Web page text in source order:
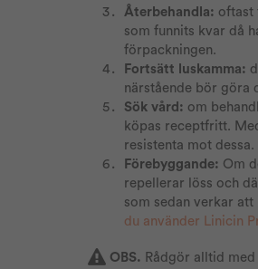
Återbehandla: oftast
som funnits kvar då
förpackningen.
Fortsätt luskamma:
närstående bör göra
Sök vård: om
köpas receptfritt.
resistenta mot dessa.
Förebyggande: Om
repellerar löss och
som sedan verkar
du använder Linicin
OBS. Rådgör alltid